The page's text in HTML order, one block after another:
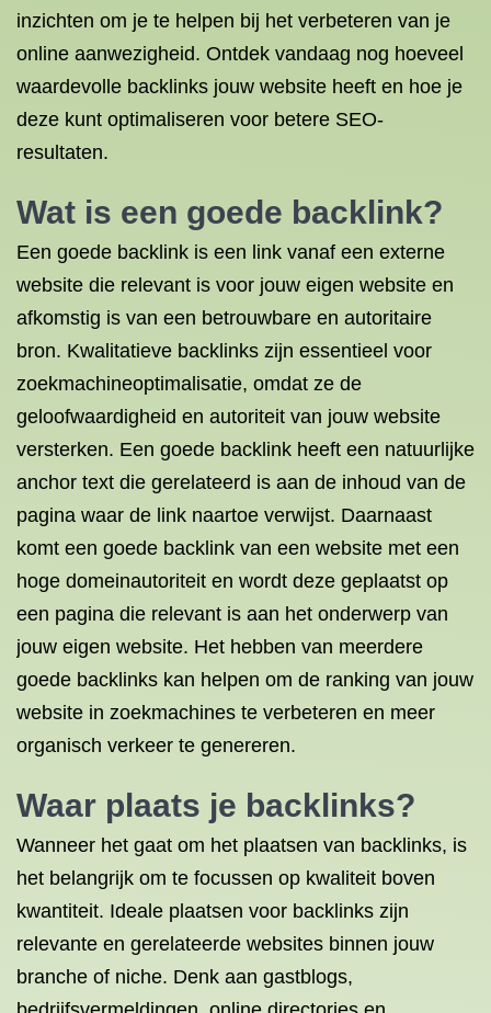
inzichten om je te helpen bij het verbeteren van je
online aanwezigheid. Ontdek vandaag nog hoeveel
waardevolle backlinks jouw website heeft en hoe je
deze kunt optimaliseren voor betere SEO-
resultaten.
Wat is een goede backlink?
Een goede backlink is een link vanaf een externe
website die relevant is voor jouw eigen website en
afkomstig is van een betrouwbare en autoritaire
bron. Kwalitatieve backlinks zijn essentieel voor
zoekmachineoptimalisatie, omdat ze de
geloofwaardigheid en autoriteit van jouw website
versterken. Een goede backlink heeft een natuurlijke
anchor text die gerelateerd is aan de inhoud van de
pagina waar de link naartoe verwijst. Daarnaast
komt een goede backlink van een website met een
hoge domeinautoriteit en wordt deze geplaatst op
een pagina die relevant is aan het onderwerp van
jouw eigen website. Het hebben van meerdere
goede backlinks kan helpen om de ranking van jouw
website in zoekmachines te verbeteren en meer
organisch verkeer te genereren.
Waar plaats je backlinks?
Wanneer het gaat om het plaatsen van backlinks, is
het belangrijk om te focussen op kwaliteit boven
kwantiteit. Ideale plaatsen voor backlinks zijn
relevante en gerelateerde websites binnen jouw
branche of niche. Denk aan gastblogs,